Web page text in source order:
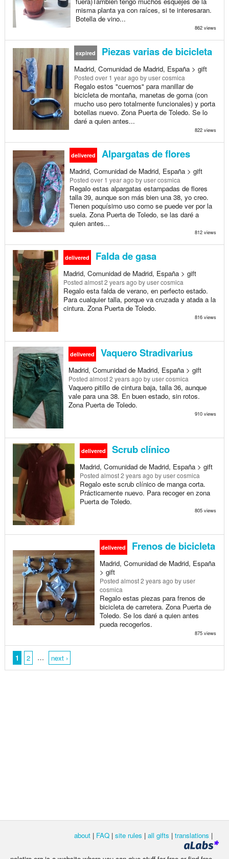
misma planta ya con raíces, si te interesaran.
Botella de vino...
862 views
expired Piezas varias de bicicleta
Madrid, Comunidad de Madrid, España > gift
Posted over 1 year ago by user cosmica
Regalo estos "cuernos" para manillar de
bicicleta de montaña, manetas de goma (con
mucho uso pero totalmente funcionales) y porta
botellas nuevo. Zona Puerta de Toledo. Se lo
daré a quien antes...
822 views
delivered Alpargatas de flores
Madrid, Comunidad de Madrid, España > gift
Posted over 1 year ago by user cosmica
Regalo estas alpargatas estampadas de flores
talla 39, aunque son más bien una 38, yo creo.
Tienen poquísimo uso como se puede ver por la
suela. Zona Puerta de Toledo, se las daré a
quien antes...
812 views
delivered Falda de gasa
Madrid, Comunidad de Madrid, España > gift
Posted almost 2 years ago by user cosmica
Regalo esta falda de verano, en perfecto estado.
Para cualquier talla, porque va cruzada y atada a la
cintura. Zona Puerta de Toledo.
816 views
delivered Vaquero Stradivarius
Madrid, Comunidad de Madrid, España > gift
Posted almost 2 years ago by user cosmica
Vaquero pitillo de cintura baja, talla 36, aunque
vale para una 38. En buen estado, sin rotos.
Zona Puerta de Toledo.
910 views
delivered Scrub clínico
Madrid, Comunidad de Madrid, España > gift
Posted almost 2 years ago by user cosmica
Regalo este scrub clínico de manga corta.
Prácticamente nuevo. Para recoger en zona
Puerta de Toledo.
805 views
delivered Frenos de bicicleta
Madrid, Comunidad de Madrid, España
> gift
Posted almost 2 years ago by user
cosmica
Regalo estas piezas para frenos de
bicicleta de carretera. Zona Puerta de
Toledo. Se los daré a quien antes
pueda recogerlos.
875 views
1 2 … next ›
about | FAQ | site rules | all gifts | translations |